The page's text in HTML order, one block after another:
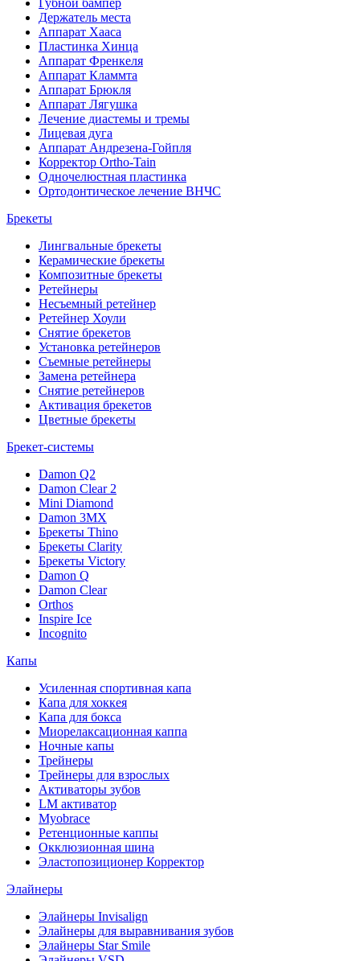
Губной бампер
Держатель места
Аппарат Хааса
Пластинка Хинца
Аппарат Френкеля
Аппарат Кламмта
Аппарат Брюкля
Аппарат Лягушка
Лечение диастемы и тремы
Лицевая дуга
Аппарат Андрезена-Гойпля
Корректор Ortho-Tain
Одночелюстная пластинка
Ортодонтическое лечение ВНЧС
Брекеты
Лингвальные брекеты
Керамические брекеты
Композитные брекеты
Ретейнеры
Несъемный ретейнер
Ретейнер Хоули
Снятие брекетов
Установка ретейнеров
Съемные ретейнеры
Замена ретейнера
Снятие ретейнеров
Активация брекетов
Цветные брекеты
Брекет-системы
Damon Q2
Damon Clear 2
Mini Diamond
Damon 3MX
Брекеты Thino
Брекеты Clarity
Брекеты Victory
Damon Q
Damon Clear
Orthos
Inspire Ice
Incognito
Капы
Усиленная спортивная капа
Капа для хоккея
Капа для бокса
Миорелаксационная каппа
Ночные капы
Трейнеры
Трейнеры для взрослых
Активаторы зубов
LM активатор
Myobrace
Ретенционные каппы
Окклюзионная шина
Эластопозиционер Корректор
Элайнеры
Элайнеры Invisalign
Элайнеры для выравнивания зубов
Элайнеры Star Smile